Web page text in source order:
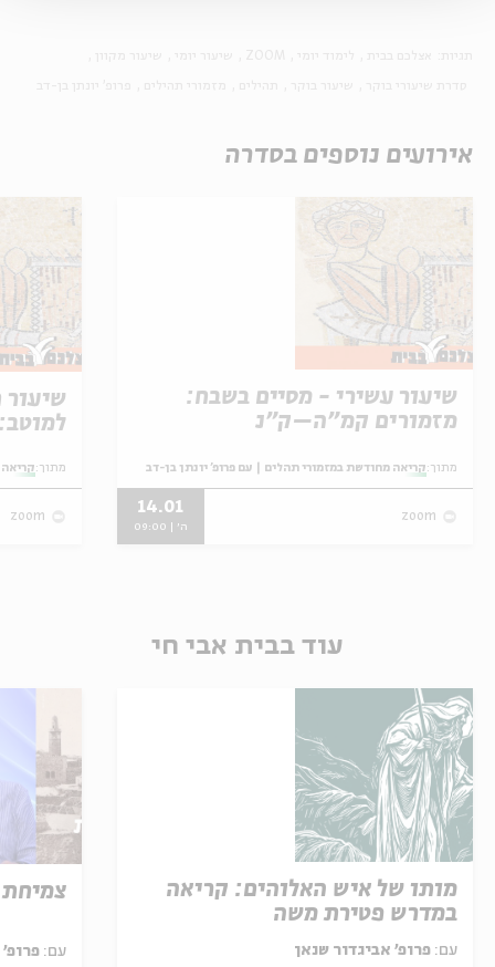
אירועים נוספים בסדרה
שיעור עשירי - מסיים בשבח:
מזמורים קמ"ה–ק"נ
מתוך: קריאה מחודשת במזמורי תהלים | עם פרופ' יונתן בן-דב
zoom
14.01
ה' | 09:00
מתוך: קריאה
zoom
עוד בבית אבי חי
מותו של איש האלוהים: קריאה
במדרש פטירת משה
עם:
צמיחת
עם: